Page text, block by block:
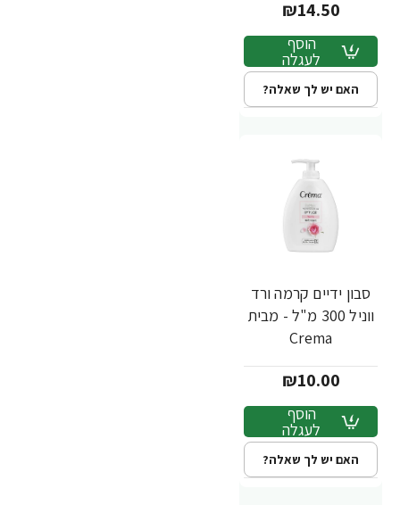
₪14.50
הוסף
לעגלה
האם יש לך שאלה?
סבון ידיים קרמה ורד
ווניל 300 מ"ל - מבית
Crema
₪10.00
הוסף
לעגלה
האם יש לך שאלה?